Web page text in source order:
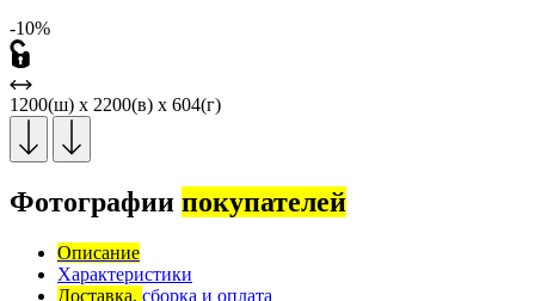
-10%
1200(ш) x 2200(в) x 604(г)
Фотографии покупателей
Описание
Характеристики
Доставка, сборка и оплата